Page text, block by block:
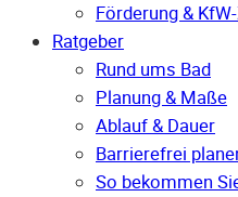
Förderung &
Ratgeber
Rund ums Bad
Planung & Maße
Ablauf & Dauer
Barrierefrei
So bekommen